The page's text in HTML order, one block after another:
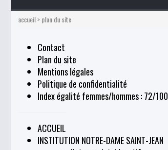
accueil> plan du site
Contact
Plan du site
Mentions légales
Politique de confidentialité
Index égalité femmes/hommes : 72/100
ACCUEIL
INSTITUTION NOTRE-DAME SAINT-JEAN